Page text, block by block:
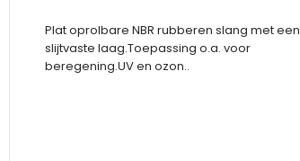
Plat oprolbare NBR rubberen slang met een
slijtvaste laag.Toepassing o.a. voor
beregening.UV en ozon..